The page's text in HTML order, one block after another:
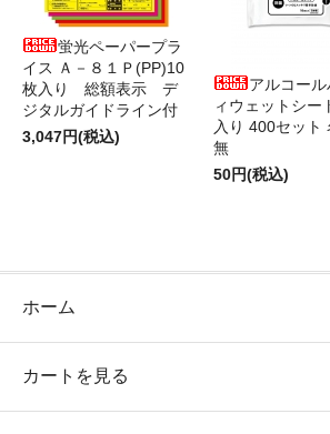
蛍光ペーパープラ
イス Ａ－８１Ｐ(PP)10
枚入り 総額表示 デ
ジタルガイドライン付
3,047円(税込)
アルコー
ィウェットシー
入り 400セット
無
50円(税込)
ホーム
カートを見る